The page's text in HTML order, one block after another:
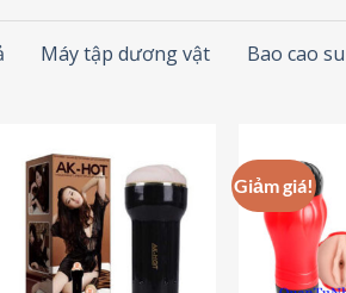
Máy tập dương vật Bao cao
Giảm giá!